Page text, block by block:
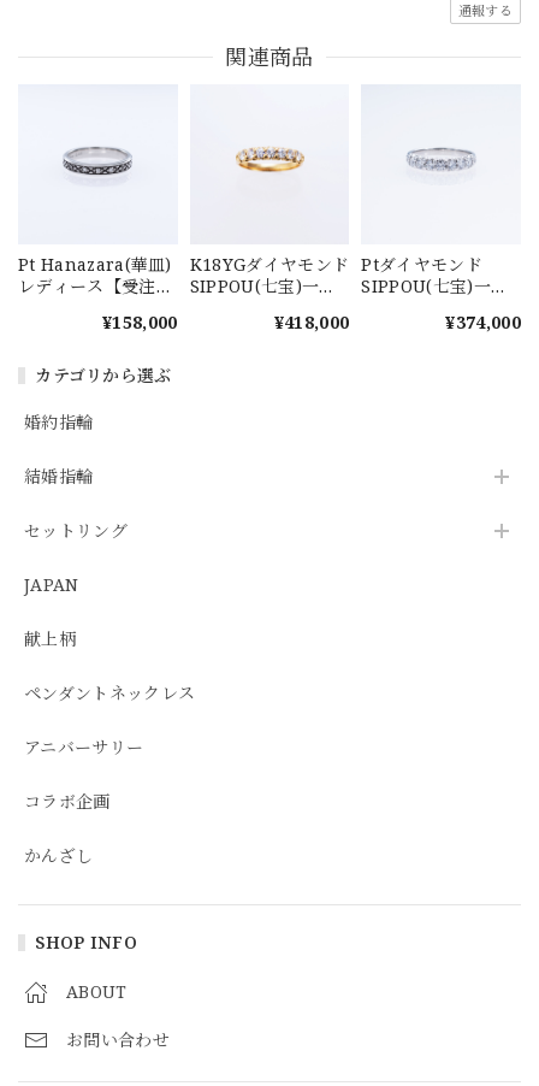
カテゴリから選ぶ
婚約指輪
結婚指輪
セットリング
JAPAN
献上柄
ペンダントネックレス
アニバーサリー
コラボ企画
かんざし
SHOP INFO
ABOUT
お問い合わせ
通報する
関連商品
Pt Hanazara(華皿)
レディース【受注製
¥158,000
K18YGダイヤモンド
SIPPOU(七宝)一文
¥418,000
Ptダイヤモンド
SIPPOU(七宝)一文
¥374,000